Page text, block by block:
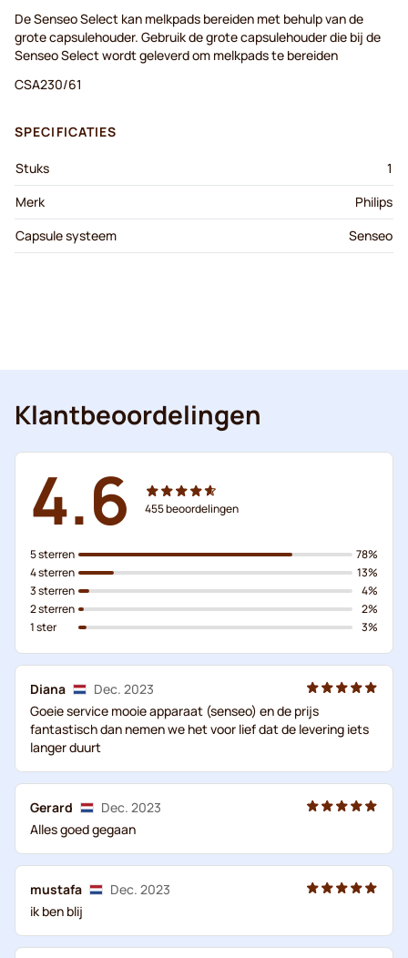
De Senseo Select kan melkpads bereiden met behulp van de
grote capsulehouder. Gebruik de grote capsulehouder die bij de
Senseo Select wordt geleverd om melkpads te bereiden
CSA230/61
SPECIFICATIES
Stuks
1
Merk
Philips
Capsule systeem
Senseo
Klantbeoordelingen
4.6 455beoordelingen
5 sterren
4 sterren
3 sterren
2 sterren
1 ster
78%
13%
4%
2%
3%
Diana
Dec. 2023
Goeie service mooie apparaat (senseo) en de prijs
fantastisch dan nemen we het voor lief dat de levering iets
langer duurt
Gerard
Dec. 2023
Alles goed gegaan
mustafa
Dec. 2023
ik ben blij